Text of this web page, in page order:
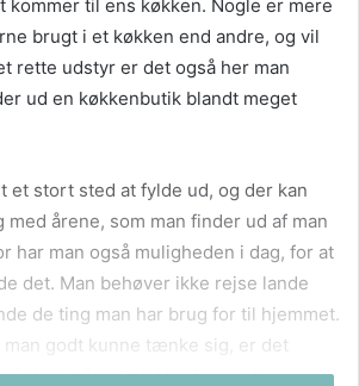
kommer til ens køkken. Nogle er mere
brugt i et køkken end andre, og vil
rette udstyr er det også her man
ud en køkkenbutik blandt meget
et stort sted at fylde ud, og der kan
med årene, som man finder ud af man
har man også muligheden i dag, for at
det. Man behøver ikke rejse lande
de ting man har brug for til hjemmet.
man godt kunne tænke sig, er det
hen på nettet. Her finder du